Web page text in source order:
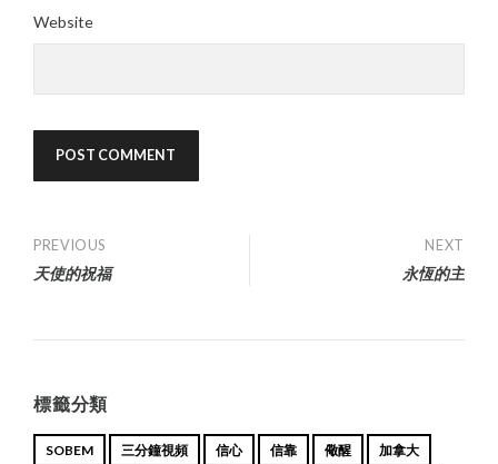
Website
Post
PREVIOUS
天使的祝福
NEXT
永恆的主
標籤分類
SOBEM 三分鐘視頻 信心 信靠 儆醒 加拿大